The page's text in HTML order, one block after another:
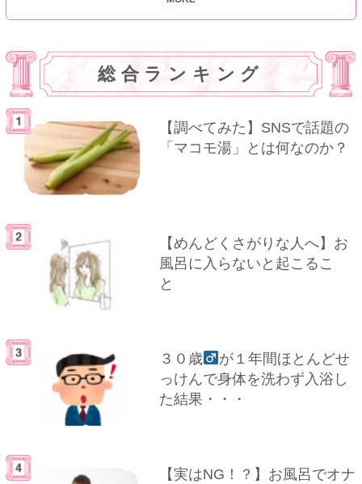
総合ランキング
【調べてみた】SNSで話題の
「マコモ湯」とは何なのか？
【めんどくさがりな人へ】お
風呂に入らないと起こるこ
と
３０歳
が１年間ほとんどせ
っけんで身体を洗わず入浴し
た結果・・・
【実はNG！？】お風呂でオナ